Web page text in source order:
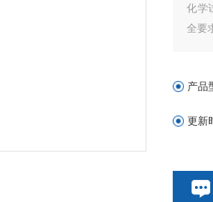
化学
全要
产品
更新